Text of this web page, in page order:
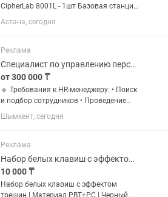
CipherLab 8001L - 1шт Базовая станция
Астана, сегодня
Реклама
Специалист по управлению персоналом
от 300 000 ₸
🔹 Требования к HR-менеджеру: • Поиск
и подбор сотрудников • Проведение
собеседований • Умение выстраивать
коммуникацию в коллективе •
Ведение HR-процессов и...
Шымкент, сегодня
Реклама
Набор белых клавиш с эффектом трещин Материал PBTPC Черный профиль П. В
10 000 ₸
Набор белых клавиш с эффектом
трещин | Материал PBT+PC | Черный